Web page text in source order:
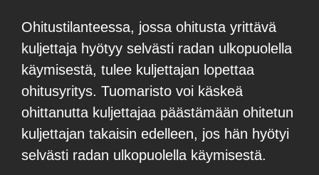
Ohitustilanteessa, jossa ohitusta yrittävä
kuljettaja hyötyy selvästi radan ulkopuolella
käymisestä, tulee kuljettajan lopettaa
ohitusyritys. Tuomaristo voi käskeä
ohittanutta kuljettajaa päästämään ohitetun
kuljettajan takaisin edelleen, jos hän hyötyi
selvästi radan ulkopuolella käymisestä.